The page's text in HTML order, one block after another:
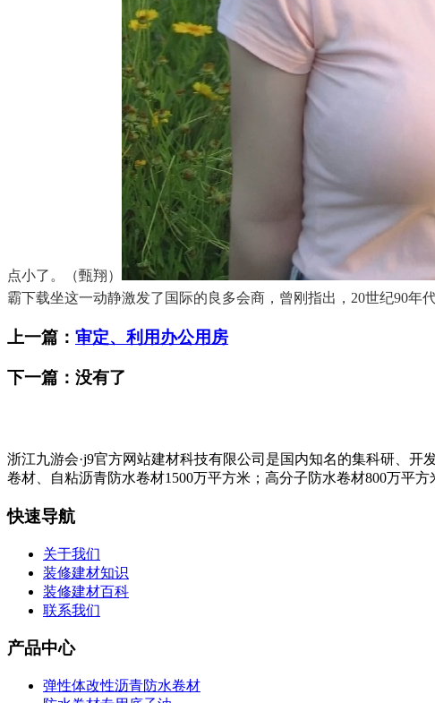
点小了。（甄翔）
霸下载坐这一动静激发了国际的良多会商，曾刚指出，20世纪90年
上一篇： 审定、利用办公用房
下一篇：没有了
浙江九游会·j9官方网站建材科技有限公司是国内知名的集科研、
卷材、自粘沥青防水卷材1500万平方米；高分子防水卷材800万平方
快速导航
关于我们
装修建材知识
装修建材百科
联系我们
产品中心
弹性体改性沥青防水卷材